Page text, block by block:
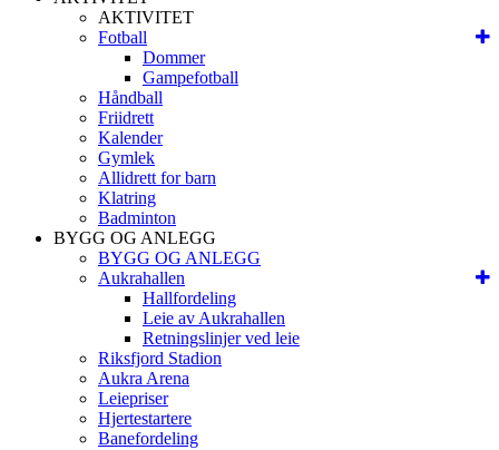
AKTIVITET
Fotball
Dommer
Gampefotball
Håndball
Friidrett
Kalender
Gymlek
Allidrett for barn
Klatring
Badminton
BYGG OG ANLEGG
BYGG OG ANLEGG
Aukrahallen
Hallfordeling
Leie av Aukrahallen
Retningslinjer ved leie
Riksfjord Stadion
Aukra Arena
Leiepriser
Hjertestartere
Banefordeling